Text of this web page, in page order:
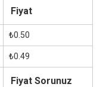
Fiyat
₺0.50
₺0.49
Fiyat Sorunuz